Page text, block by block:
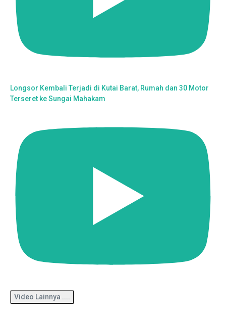
Longsor Kembali Terjadi di Kutai Barat, Rumah dan 30 Motor
Terseret ke Sungai Mahakam
Video Lainnya ....